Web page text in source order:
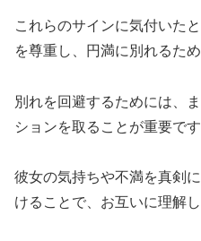
これらのサインに気付いた
を尊重し、円満に別れるた
別れを回避するためには、
ションを取ることが重要です
彼女の気持ちや不満を真剣
けることで、お互いに理解